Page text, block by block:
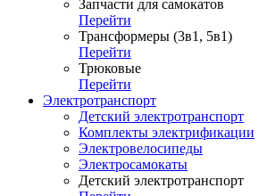
Запчасти для самокатов
Перейти
Трансформеры (3в1, 5в1)
Перейти
Трюковые
Перейти
Электротранспорт
Детский электротранспорт
Комплекты электрификации
Электровелосипеды
Электросамокаты
Детский электротранспорт